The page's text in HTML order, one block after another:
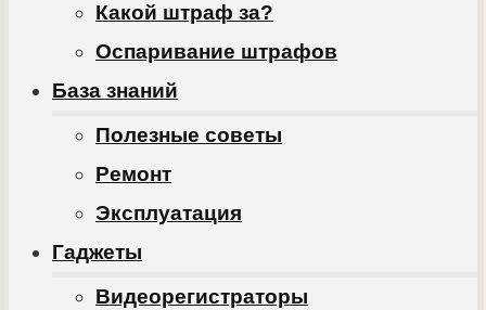
Какой штраф за?
Оспаривание штрафов
База знаний
Полезные советы
Ремонт
Эксплуатация
Гаджеты
Видеорегистраторы